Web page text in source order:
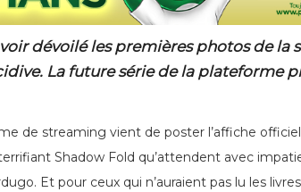
dévoilé les premières photos de la
La future série de la plateforme
de streaming vient de poster l’affiche
Shadow Fold qu’attendent avec
Et pour ceux qui n’auraient pas lu les